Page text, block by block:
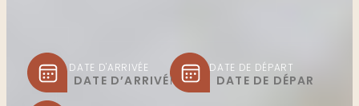
DATE D'ARRIVÉE DATE DE DÉPART